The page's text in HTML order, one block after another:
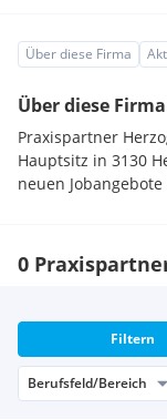
Über diese Firma
Über diese Firma
Praxispartner
Hauptsitz in 3130
neuen
0
Filtern
Berufsfeld/Bereich